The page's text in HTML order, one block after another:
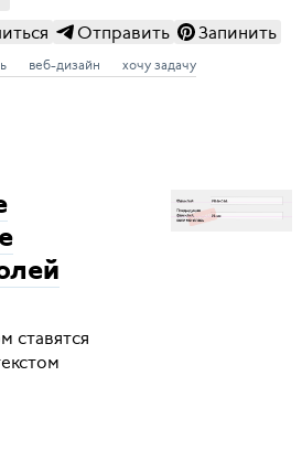
Отправить Запинить
веб-дизайн хочу задачу
ставятся